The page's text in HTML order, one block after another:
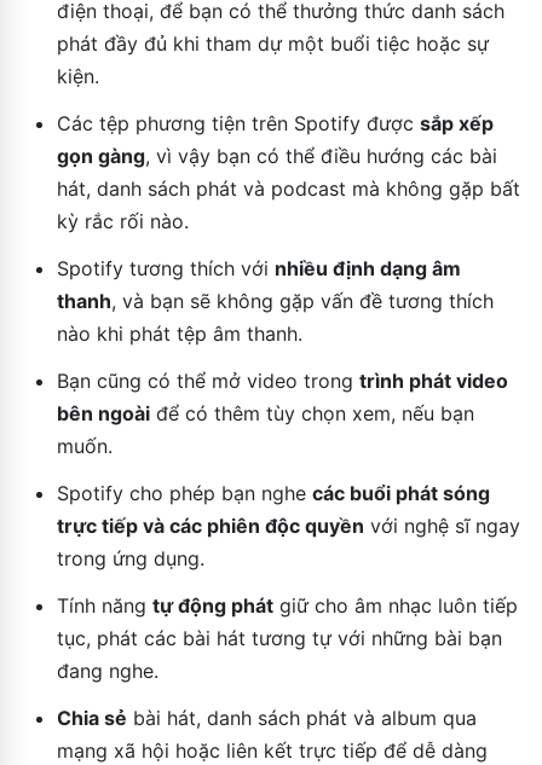
điện thoại, để bạn có thể thưởng thức danh sách
phát đầy đủ khi tham dự một buổi tiệc hoặc sự
kiện.
Các tệp phương tiện trên Spotify được sắp xếp
gọn gàng, vì vậy bạn có thể điều hướng các bài
hát, danh sách phát và podcast mà không gặp bất
kỳ rắc rối nào.
Spotify tương thích với nhiều định dạng âm
thanh, và bạn sẽ không gặp vấn đề tương thích
nào khi phát tệp âm thanh.
Bạn cũng có thể mở video trong trình phát video
bên ngoài để có thêm tùy chọn xem, nếu bạn
muốn.
Spotify cho phép bạn nghe các buổi phát sóng
trực tiếp và các phiên độc quyền với nghệ sĩ ngay
trong ứng dụng.
Tính năng tự động phát giữ cho âm nhạc luôn tiếp
tục, phát các bài hát tương tự với những bài bạn
đang nghe.
Chia sẻ bài hát, danh sách phát và album qua
mạng xã hội hoặc liên kết trực tiếp để dễ dàng